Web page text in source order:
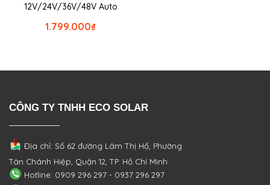
12V/24V/36V/48V Auto
₫
1.799.000
CÔNG TY TNHH ECO SOLAR
Địa chỉ: Số 62 đường Lâm Thị Hố, Phường
Tân Chánh Hiệp, Quận 12, TP. Hồ Chí Minh
Hotline: 0909 296 297 - 0937 296 297